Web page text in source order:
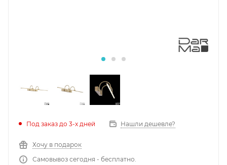
Под заказ до 3-х дней Нашли дешевле?
Хочу в подарок
Самовывоз сегодня - бесплатно.